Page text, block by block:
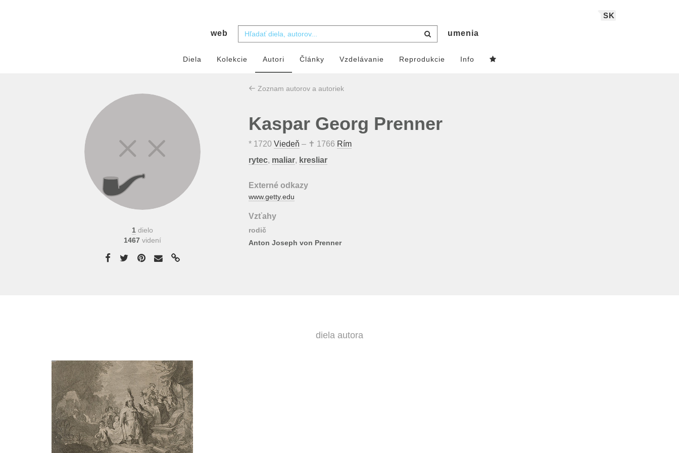
SK
web umenia
Diela Kolekcie Autori Články Vzdelávanie Reprodukcie Info
1 dielo
1467 videní
Zoznam autorov a autoriek
Kaspar Georg Prenner
* 1720 Viedeň – ✝ 1766 Rím
rytec, maliar, kresliar
Externé odkazy
www.getty.edu
Vzťahy
rodič
Anton Joseph von Prenner
diela autora